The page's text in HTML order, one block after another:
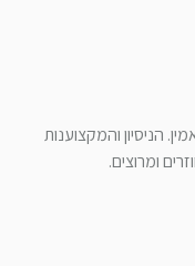
הניסיון והמקצוענות
ומרוצים.